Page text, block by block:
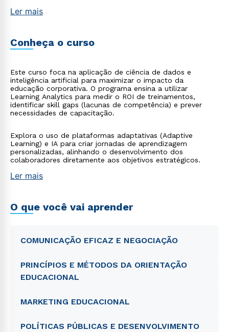
Ler mais
Conheça o curso
Este curso foca na aplicação de ciência de dados e
inteligência artificial para maximizar o impacto da
educação corporativa. O programa ensina a utilizar
Learning Analytics para medir o ROI de treinamentos,
identificar skill gaps (lacunas de competência) e prever
necessidades de capacitação.
Explora o uso de plataformas adaptativas (Adaptive
Learning) e IA para criar jornadas de aprendizagem
personalizadas, alinhando o desenvolvimento dos
colaboradores diretamente aos objetivos estratégicos.
Ler mais
O que você vai aprender
COMUNICAÇÃO EFICAZ E NEGOCIAÇÃO
PRINCÍPIOS E MÉTODOS DA ORIENTAÇÃO
EDUCACIONAL
MARKETING EDUCACIONAL
POLÍTICAS PÚBLICAS E DESENVOLVIMENTO